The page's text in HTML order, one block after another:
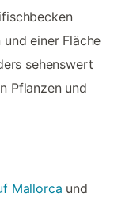
einer Fläche
sehenswert
Pflanzen und
Mallorca und